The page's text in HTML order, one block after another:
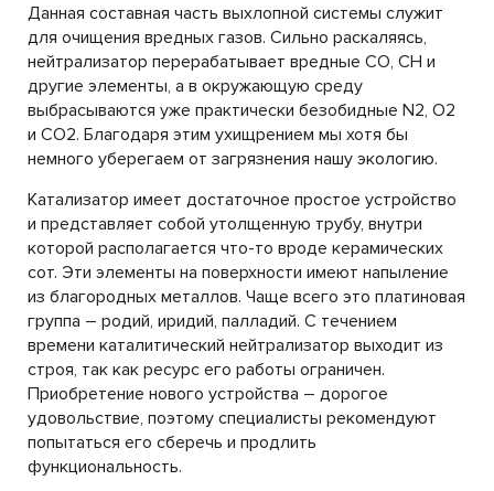
Данная составная часть выхлопной системы служит
для очищения вредных газов. Сильно раскаляясь,
нейтрализатор перерабатывает вредные CO, CH и
другие элементы, а в окружающую среду
выбрасываются уже практически безобидные N2, O2
и CO2. Благодаря этим ухищрением мы хотя бы
немного уберегаем от загрязнения нашу экологию.
Катализатор имеет достаточное простое устройство
и представляет собой утолщенную трубу, внутри
которой располагается что-то вроде керамических
сот. Эти элементы на поверхности имеют напыление
из благородных металлов. Чаще всего это платиновая
группа – родий, иридий, палладий. С течением
времени каталитический нейтрализатор выходит из
строя, так как ресурс его работы ограничен.
Приобретение нового устройства – дорогое
удовольствие, поэтому специалисты рекомендуют
попытаться его сберечь и продлить
функциональность.